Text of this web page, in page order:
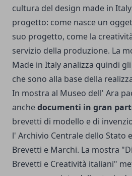
cultura del design made in
progetto: come nasce un
suo progetto, come la
servizio della produzione. La
Made in Italy analizza quindi
che sono alla base della
In mostra al Museo dell' Ara
anchedocumenti in gran
brevetti di modello e di
l' Archivio Centrale dello Stato
Brevetti e Marchi. La mostra
Brevetti e Creatività italiani"